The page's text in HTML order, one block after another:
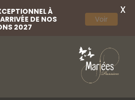
30 Lovely Mariées
À
DE NOS
2027
Voir
X